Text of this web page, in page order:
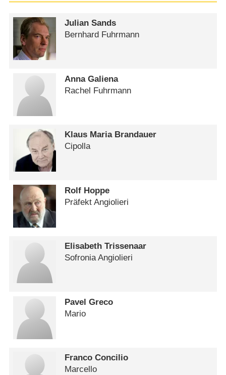
Julian Sands
Bernhard Fuhrmann
Anna Galiena
Rachel Fuhrmann
Klaus Maria Brandauer
Cipolla
Rolf Hoppe
Präfekt Angiolieri
Elisabeth Trissenaar
Sofronia Angiolieri
Pavel Greco
Mario
Franco Concilio
Marcello